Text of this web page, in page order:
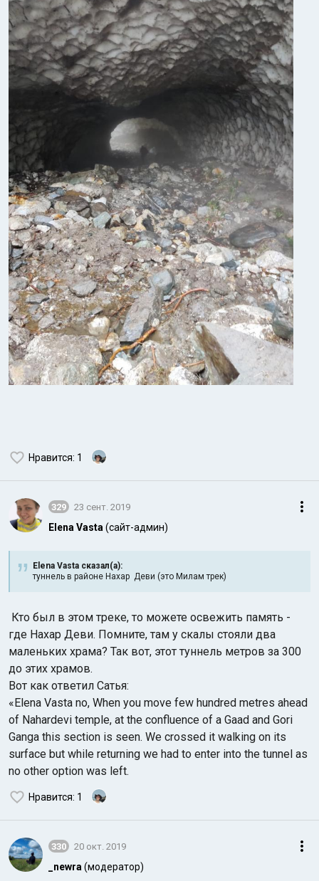
Нравится: 1
329 23 сент. 2019
Elena Vasta (сайт-админ)
Elena Vasta сказал(а):
туннель в районе Нахар Деви (это Милам трек)
Кто был в этом треке, то можете освежить память -
где Нахар Деви. Помните, там у скалы стояли два
маленьких храма? Так вот, этот туннель метров за 300
до этих храмов.
Вот как ответил Сатья:
«Elena Vasta no, When you move few hundred metres ahead
of Nahardevi temple, at the confluence of a Gaad and Gori
Ganga this section is seen. We crossed it walking on its
surface but while returning we had to enter into the tunnel as
no other option was left.
Нравится: 1
330 20 окт. 2019
_newra (модератор)